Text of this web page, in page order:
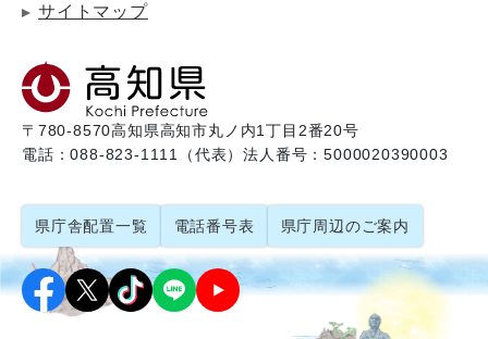
サイトマップ
〒780-8570高知県高知市丸ノ内1丁目2番20号
電話：088-823-1111（代表）法人番号：5000020390003
県庁舎配置一覧 電話番号表 県庁周辺のご案内